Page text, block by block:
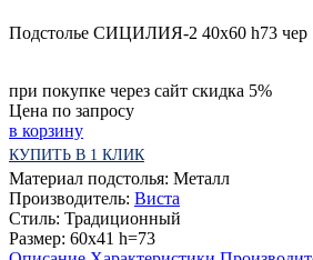
Подстолье СИЦИЛИЯ-2 40x60 h73 чер
при покупке через сайт скидка 5%
Цена по запросу
в корзину
КУПИТЬ В 1 КЛИК
Материал подстолья: Металл
Производитель: Виста
Стиль: Традиционный
Размер: 60х41 h=73